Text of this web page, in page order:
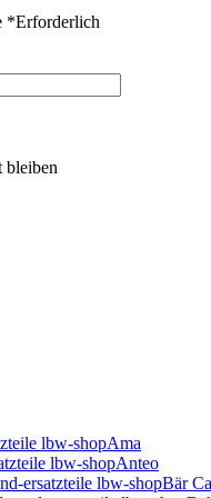
*Erforderlich
bleiben
Ama
Anteo
Bär